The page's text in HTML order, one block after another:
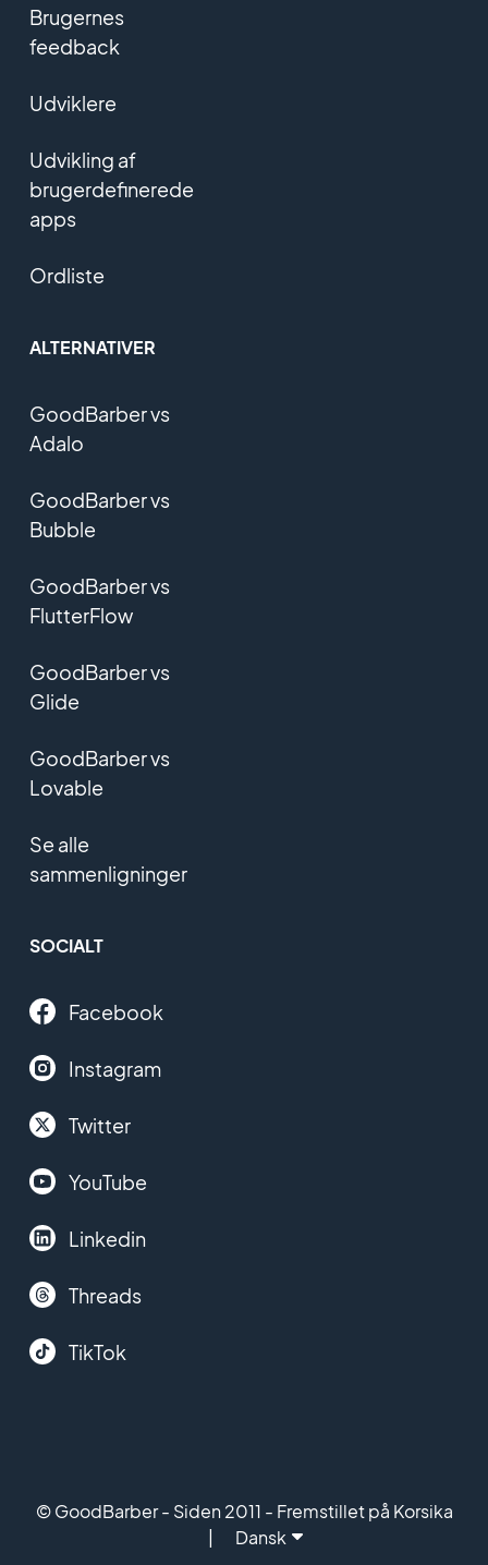
Brugernes
feedback
Udviklere
Udvikling af
brugerdefinerede
apps
Ordliste
ALTERNATIVER
GoodBarber vs
Adalo
GoodBarber vs
Bubble
GoodBarber vs
FlutterFlow
GoodBarber vs
Glide
GoodBarber vs
Lovable
Se alle
sammenligninger
SOCIALT
Facebook
Instagram
Twitter
YouTube
Linkedin
Threads
TikTok
© GoodBarber - Siden 2011 - Fremstillet på Korsika
Dansk